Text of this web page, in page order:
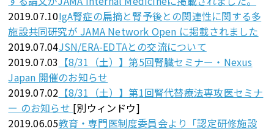
2019.07.10IgA腎症の扁摘と腎予後との関連性に関する多
施設共同研究が JAMA Network Open に掲載されました
2019.07.04JSN/ERA-EDTAとの交流について
2019.07.03 【8/31（土）】第5回腎臓セミナー・Nexus
Japan 開催のお知らせ
2019.07.02 【8/31（土）】第1回腎代替療法専攻医セミナ
ー のお知らせ [別ウィンドウ]
2019.06.05教育・専門医制度委員会より「認定研修施設